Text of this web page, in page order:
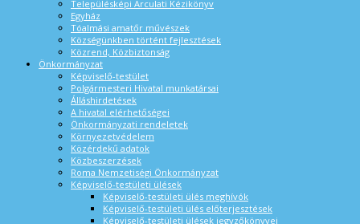
Településképi Arculati Kézikönyv
Egyház
Tóalmási amatőr művészek
Községünkben történt fejlesztések
Közrend, Közbiztonság
Önkormányzat
Képviselő-testület
Polgármesteri Hivatal munkatársai
Álláshirdetések
A hivatal elérhetőségei
Önkormányzati rendeletek
Környezetvédelem
Közérdekű adatok
Közbeszerzések
Roma Nemzetiségi Önkormányzat
Képviselő-testületi ülések
Képviselő-testületi ülés meghívók
Képviselő-testületi ülés előterjesztések
Képviselő-testületi ülések jegyzőkönyvei